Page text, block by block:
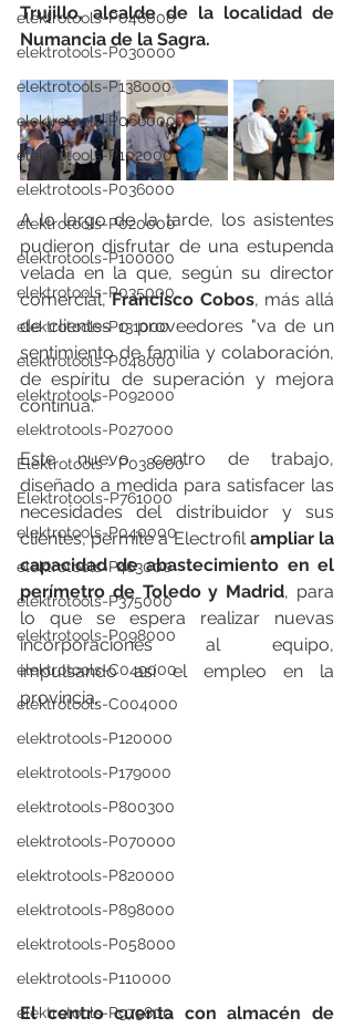
elektrotools-P046000
elektrotools-P030000
elektrotools-P138000
elektrotools-P066000
elektrotools-P102000
elektrotools-P036000
elektrotools-P020000
elektrotools-P100000
elektrotools-P035000
elektrotools-P131000
elektrotools-P048000
elektrotools-P092000
elektrotools-P027000
Elektrotools - P038000
Elektrotools-P761000
elektrotools-P040000
elektrotools-P463000
elektrotools-P375000
elektrotools-P098000
elektrotools-C049000
elektrotools-C004000
elektrotools-P120000
elektrotools-P179000
elektrotools-P800300
elektrotools-P070000
elektrotools-P820000
elektrotools-P898000
elektrotools-P058000
elektrotools-P110000
elektrotools-P979800
Trujillo, alcalde de la localidad de
Numancia de la Sagra.
A lo largo de la tarde, los asistentes
pudieron disfrutar de una estupenda
velada en la que, según su director
comercial, Francisco Cobos, más allá
de clientes o proveedores "va de un
sentimiento de familia y colaboración,
de espíritu de superación y mejora
continua."
Este nuevo centro de trabajo,
diseñado a medida para satisfacer las
necesidades del distribuidor y sus
clientes, permite a Electrofil ampliar la
capacidad de abastecimiento en el
perímetro de Toledo y Madrid, para
lo que se espera realizar nuevas
incorporaciones al equipo,
impulsando así el empleo en la
provincia.
El centro cuenta con almacén de